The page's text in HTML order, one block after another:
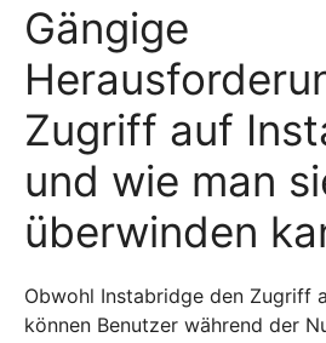
Gängige
Zugriff auf
und wie man
überwinden
Obwohl Instabridge den Zugriff
können Benutzer während der